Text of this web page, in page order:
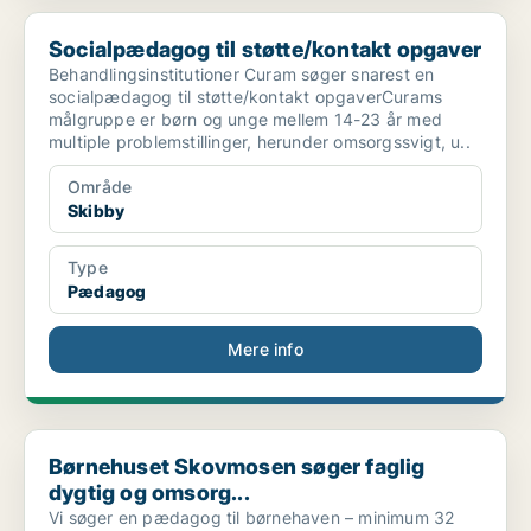
Socialpædagog til støtte/kontakt opgaver
Socialpædagog til støtte/kontakt opgaver
Behandlingsinstitutioner Curam søger snarest en
socialpædagog til støtte/kontakt opgaverCurams
målgruppe er børn og unge mellem 14-23 år med
multiple problemstillinger, herunder omsorgssvigt, u..
Område
Skibby
Type
Pædagog
Mere info
Børnehuset Skovmosen søger faglig dygtig og omsorg...
Børnehuset Skovmosen søger faglig
dygtig og omsorg...
Vi søger en pædagog til børnehaven – minimum 32